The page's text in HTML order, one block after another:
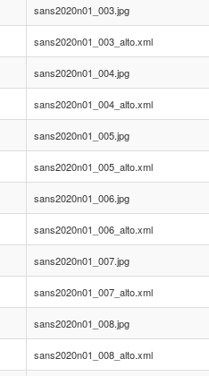
sans2020n01_003.jpg
sans2020n01_003_alto.xml
sans2020n01_004.jpg
sans2020n01_004_alto.xml
sans2020n01_005.jpg
sans2020n01_005_alto.xml
sans2020n01_006.jpg
sans2020n01_006_alto.xml
sans2020n01_007.jpg
sans2020n01_007_alto.xml
sans2020n01_008.jpg
sans2020n01_008_alto.xml